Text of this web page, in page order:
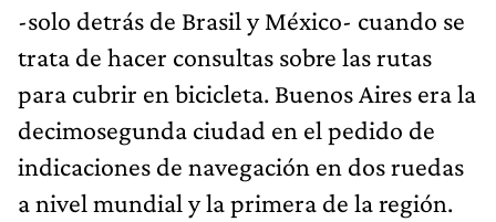
-solo detrás de Brasil y México- cuando se
trata de hacer consultas sobre las rutas
para cubrir en bicicleta. Buenos Aires era la
decimosegunda ciudad en el pedido de
indicaciones de navegación en dos ruedas
a nivel mundial y la primera de la región.